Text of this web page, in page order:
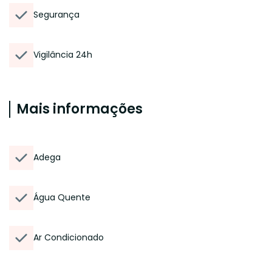
Segurança
Vigilância 24h
Mais informações
Adega
Água Quente
Ar Condicionado